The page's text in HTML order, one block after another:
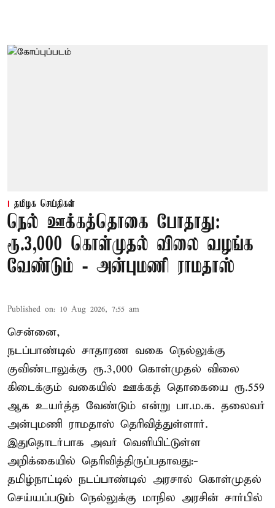
தமிழக செய்திகள்
நெல் ஊக்கத்தொகை போதாது:
ரூ.3,000 கொள்முதல் விலை வழங்க
வேண்டும் - அன்புமணி ராமதாஸ்
Published on: 10 Aug 2026, 7:55 am
சென்னை,
நடப்பாண்டில் சாதாரண வகை நெல்லுக்கு
குவிண்டாலுக்கு ரூ.3,000 கொள்முதல் விலை
கிடைக்கும் வகையில் ஊக்கத் தொகையை ரூ.559
ஆக உயர்த்த வேண்டும் என்று பா.ம.க. தலைவர்
அன்புமணி ராமதாஸ் தெரிவித்துள்ளார்.
இதுதொடர்பாக அவர் வெளியிட்டுள்ள
அறிக்கையில் தெரிவித்திருப்பதாவது:-
தமிழ்நாட்டில் நடப்பாண்டில் அரசால் கொள்முதல்
செய்யப்படும் நெல்லுக்கு மாநில அரசின் சார்பில்